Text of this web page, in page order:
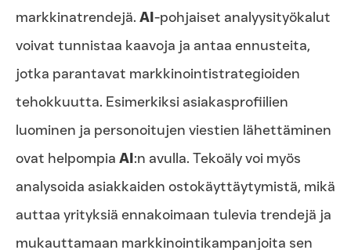
markkinatrendejä. AI-pohjaiset analyysityökalut
voivat tunnistaa kaavoja ja antaa ennusteita,
jotka parantavat markkinointistrategioiden
tehokkuutta. Esimerkiksi asiakasprofiilien
luominen ja personoitujen viestien lähettäminen
ovat helpompia AI:n avulla. Tekoäly voi myös
analysoida asiakkaiden ostokäyttäytymistä, mikä
auttaa yrityksiä ennakoimaan tulevia trendejä ja
mukauttamaan markkinointikampanjoita sen